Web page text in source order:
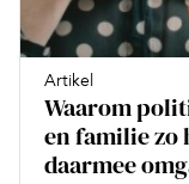
Artikel
Waarom
en familie zo
daarmee